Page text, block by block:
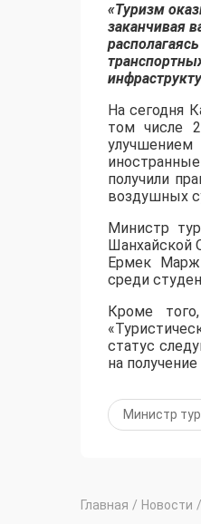
«Туризм
заканчивая
На сегодня
том числе
улучшением
получили
воздушных
Министр
Шанхайской
Ермек
среди
Кроме
статус
на
Министр
Главная / Новости /